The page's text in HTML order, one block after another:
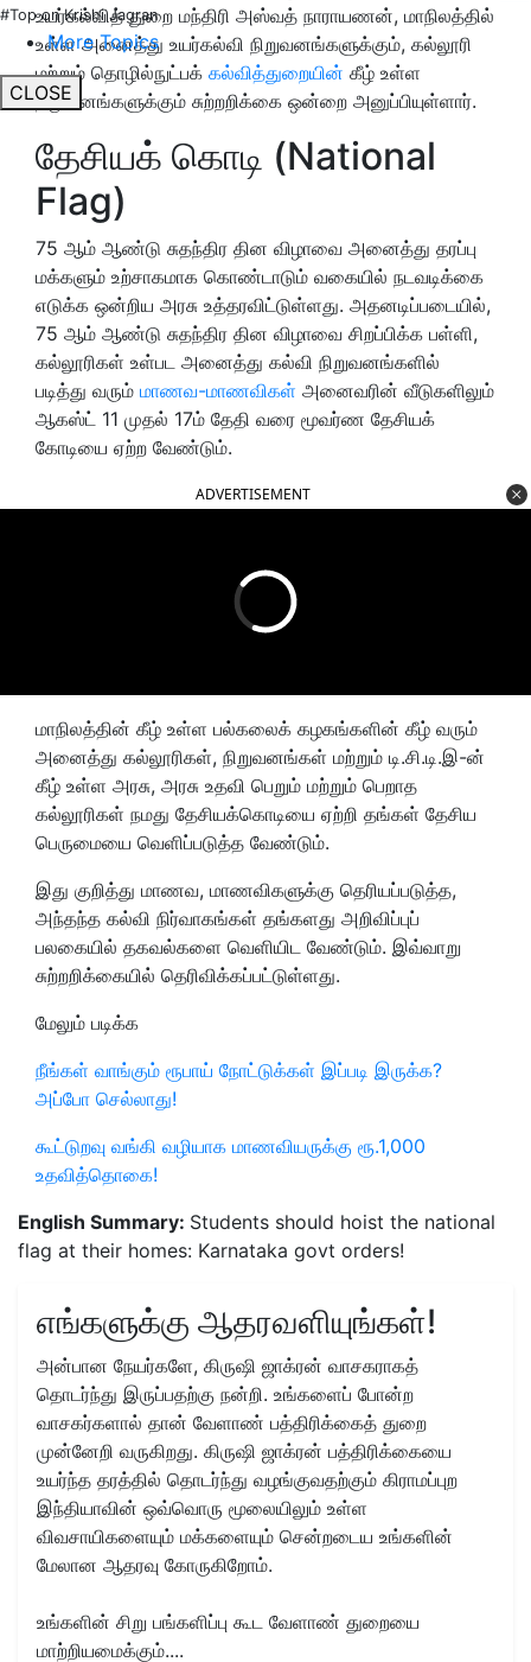
#Top on Krishi Jagran
More Topics
CLOSE
உயர்கல்வித் துறை மந்திரி அஸ்வத் நாராயணன், மாநிலத்தில்
உள்ள அனைத்து உயர்கல்வி நிறுவனங்களுக்கும், கல்லூரி
மற்றும் தொழில்நுட்பக் கல்வித்துறையின் கீழ் உள்ள
நிறுவனங்களுக்கும் சுற்றறிக்கை ஒன்றை அனுப்பியுள்ளார்.
தேசியக் கொடி (National
Flag)
75 ஆம் ஆண்டு சுதந்திர தின விழாவை அனைத்து தரப்பு
மக்களும் உற்சாகமாக கொண்டாடும் வகையில் நடவடிக்கை
எடுக்க ஒன்றிய அரசு உத்தரவிட்டுள்ளது. அதனடிப்படையில்,
75 ஆம் ஆண்டு சுதந்திர தின விழாவை சிறப்பிக்க பள்ளி,
கல்லூரிகள் உள்பட அனைத்து கல்வி நிறுவனங்களில்
படித்து வரும் மாணவ-மாணவிகள் அனைவரின் வீடுகளிலும்
ஆகஸ்ட் 11 முதல் 17ம் தேதி வரை மூவர்ண தேசியக்
கோடியை ஏற்ற வேண்டும்.
ADVERTISEMENT
‌மாநிலத்தின் கீழ் உள்ள பல்கலைக் கழகங்களின் கீழ் வரும்
அனைத்து கல்லூரிகள், நிறுவனங்கள் மற்றும் டி.சி.டி.இ-ன்
கீழ் உள்ள அரசு, அரசு உதவி பெறும் மற்றும் பெறாத
கல்லூரிகள் நமது தேசியக்கொடியை ஏற்றி தங்கள் தேசிய
பெருமையை வெளிப்படுத்த வேண்டும்.
இது குறித்து மாணவ, மாணவிகளுக்கு தெரியப்படுத்த,
அந்தந்த கல்வி நிர்வாகங்கள் தங்களது அறிவிப்புப்
பலகையில் தகவல்களை வெளியிட வேண்டும். இவ்வாறு
சுற்றறிக்கையில் தெரிவிக்கப்பட்டுள்ளது.
மேலும் படிக்க
நீங்கள் வாங்கும் ரூபாய் நோட்டுக்கள் இப்படி இருக்க?
அப்போ செல்லாது!
கூட்டுறவு வங்கி வழியாக மாணவியருக்கு ரூ.1,000
உதவித்தொகை!
English Summary: Students should hoist the national
flag at their homes: Karnataka govt orders!
எங்களுக்கு ஆதரவளியுங்கள்!
அன்பான நேயர்களே, கிருஷி ஜாக்ரன் வாசகராகத்
தொடர்ந்து இருப்பதற்கு நன்றி. உங்களைப் போன்ற
வாசகர்களால் தான் வேளாண் பத்திரிக்கைத் துறை
முன்னேறி வருகிறது. கிருஷி ஜாக்ரன் பத்திரிக்கையை
உயர்ந்த தரத்தில் தொடர்ந்து வழங்குவதற்கும் கிராமப்புற
இந்தியாவின் ஒவ்வொரு மூலையிலும் உள்ள
விவசாயிகளையும் மக்களையும் சென்றடைய உங்களின்
மேலான ஆதரவு கோருகிறோம்.
உங்களின் சிறு பங்களிப்பு கூட வேளாண் துறையை
மாற்றியமைக்கும்....